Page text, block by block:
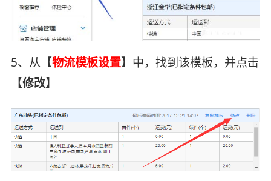
5、从【物流模板设置】中，找到该模板，并点击
【修改】